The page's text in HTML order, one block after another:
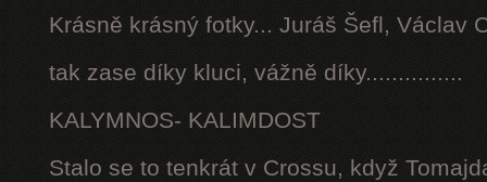
Krásně krásný fotky... Juráš Šefl, Václav
tak zase díky kluci, vážně díky...............
KALYMNOS- KALIMDOST
Stalo se to tenkrát v Crossu, když